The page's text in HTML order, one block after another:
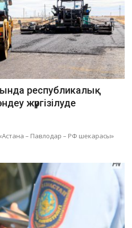
республикалық
жүргізілуде
– Павлодар – РФ шекарасы»